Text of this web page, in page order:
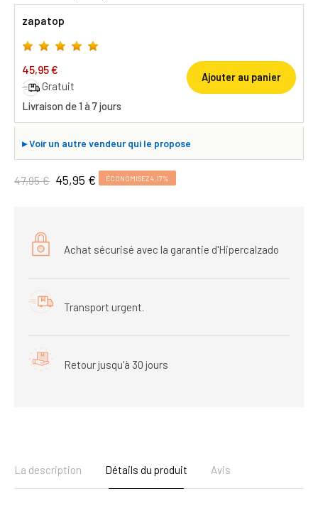
zapatop
45,95 €
Gratuit
Livraison de 1 à 7 jours
Ajouter au panier
▸Voir un autre vendeur qui le propose
47,95 € 45,95 € ÉCONOMISEZ 4,17%
Achat sécurisé avec la garantie d'Hipercalzado
Transport urgent.
Retour jusqu'à 30 jours
La description Détails du produit Avis